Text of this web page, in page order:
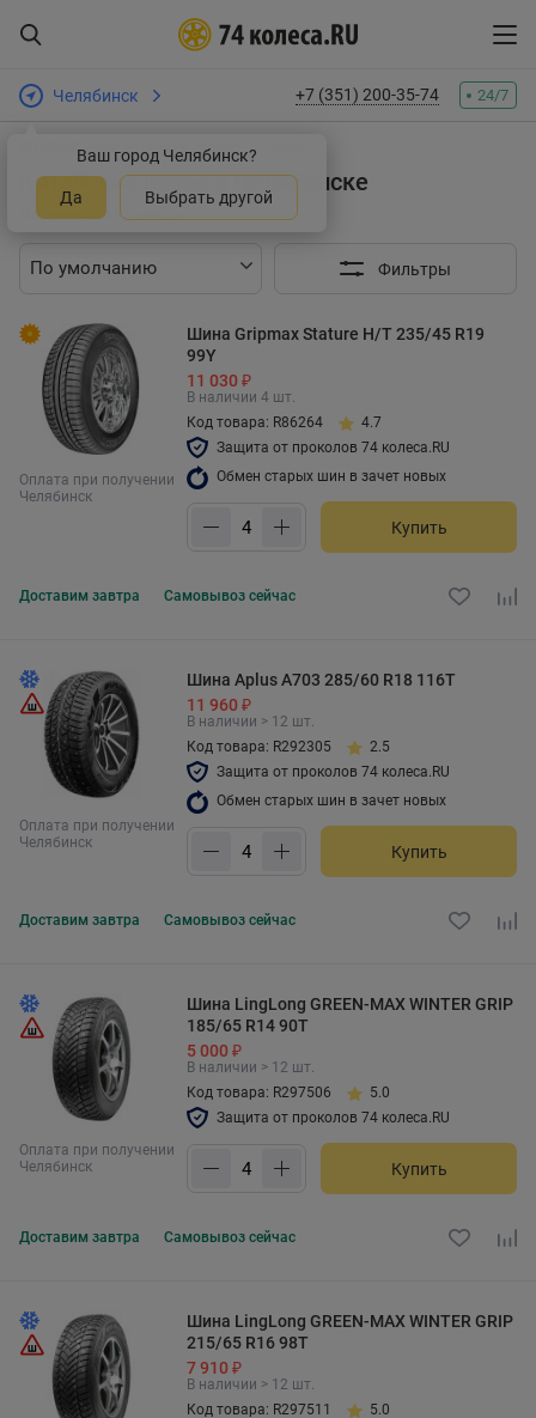
Челябинск
Ваш город Челябинск?
Да Выбрать другой
+7 (351) 200-35-74 24/7
Интернет-магазин шин и дисков
Китайские шины в Челябинске
Найдено 3045 товаров
Фильтры
Оплата при получении
Челябинск
Шина Gripmax Stature H/T 235/45 R19
99Y
11 030 ₽
В наличии 4 шт.
Код товара: R86264
4.7
Защита от проколов 74 колеса.RU
Обмен старых шин в зачет новых
Купить
Доставим завтра Самовывоз сейчас
Оплата при получении
Челябинск
Шина Aplus A703 285/60 R18 116T
11 960 ₽
В наличии > 12 шт.
Код товара: R292305
2.5
Защита от проколов 74 колеса.RU
Обмен старых шин в зачет новых
Купить
Доставим завтра Самовывоз сейчас
Оплата при получении
Челябинск
Шина LingLong GREEN-MAX WINTER GRIP
185/65 R14 90T
5 000 ₽
В наличии > 12 шт.
Код товара: R297506
5.0
Защита от проколов 74 колеса.RU
Купить
Доставим завтра Самовывоз сейчас
Шина LingLong GREEN-MAX WINTER GRIP
215/65 R16 98T
7 910 ₽
В наличии > 12 шт.
Код товара: R297511
5.0